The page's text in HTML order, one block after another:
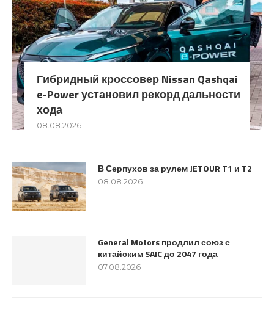
Гибридный кроссовер Nissan Qashqai
e-Power установил рекорд дальности
хода
08.08.2026
В Серпухов за рулем JETOUR T1 и T2
08.08.2026
General Motors продлил союз с
китайским SAIC до 2047 года
07.08.2026